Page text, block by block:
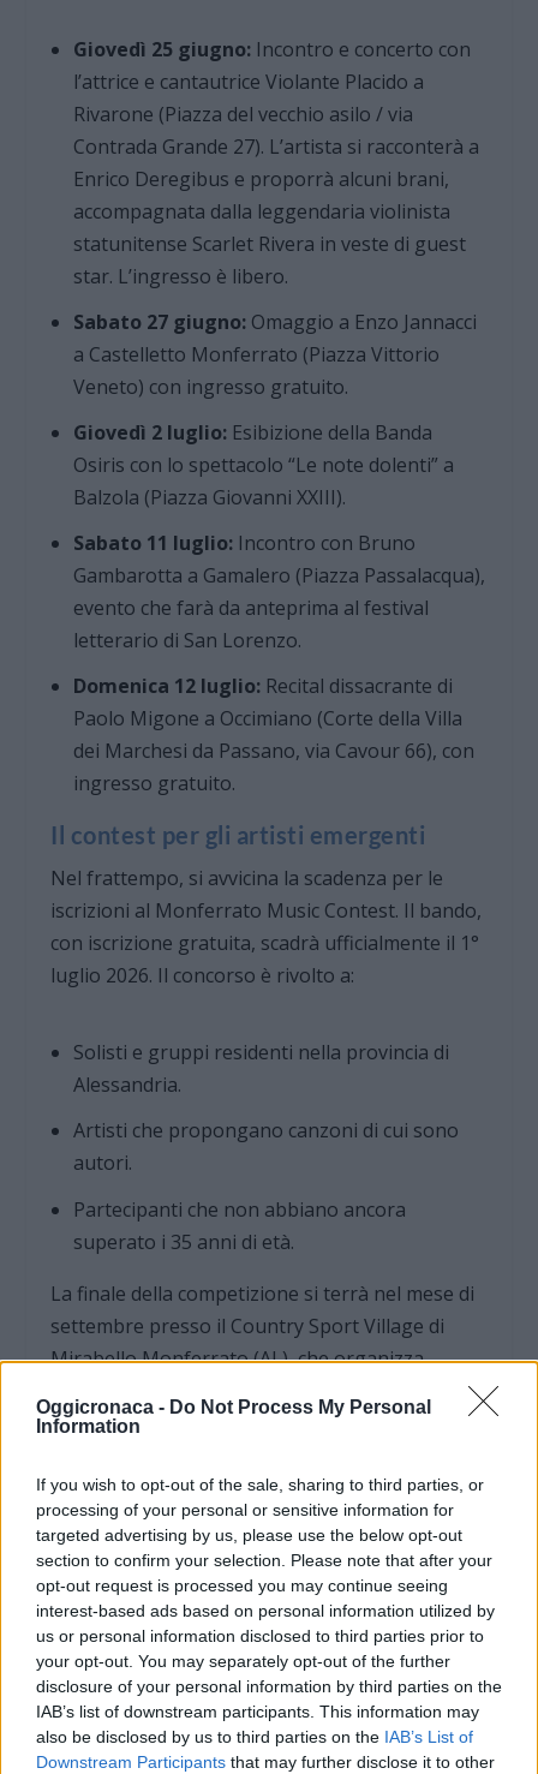
Oggicronaca - Do Not Process My Personal
Information
If you wish to opt-out of the sale, sharing to third parties, or
processing of your personal or sensitive information for
targeted advertising by us, please use the below opt-out
section to confirm your selection. Please note that after your
opt-out request is processed you may continue seeing
interest-based ads based on personal information utilized by
us or personal information disclosed to third parties prior to
your opt-out. You may separately opt-out of the further
disclosure of your personal information by third parties on the
IAB’s list of downstream participants. This information may
also be disclosed by us to third parties on the IAB’s List of
Downstream Participants that may further disclose it to other
Giovedì 25 giugno:Incontro e concerto con
l’attrice e cantautrice Violante Placido a
Rivarone (Piazza del vecchio asilo / via
Contrada Grande 27). L’artista si racconterà a
Enrico Deregibus e proporrà alcuni brani,
accompagnata dalla leggendaria violinista
statunitense Scarlet Rivera in veste di guest
star. L’ingresso è libero.
Sabato 27 giugno:Omaggio a Enzo Jannacci
a Castelletto Monferrato (Piazza Vittorio
Veneto) con ingresso gratuito.
Giovedì 2 luglio:Esibizione della Banda
Osiris con lo spettacolo “Le note dolenti” a
Balzola (Piazza Giovanni XXIII).
Sabato 11 luglio:Incontro con Bruno
Gambarotta a Gamalero (Piazza Passalacqua),
evento che farà da anteprima al festival
letterario di San Lorenzo.
Domenica 12 luglio:Recital dissacrante di
Paolo Migone a Occimiano (Corte della Villa
dei Marchesi da Passano, via Cavour 66), con
ingresso gratuito.
Il contest per gli artisti emergenti
Nel frattempo, si avvicina la scadenza per le
iscrizioni al Monferrato Music Contest. Il bando,
con iscrizione gratuita, scadrà ufficialmente il 1°
luglio 2026. Il concorso è rivolto a:
Solisti e gruppi residenti nella provincia di
Alessandria.
Artisti che propongano canzoni di cui sono
autori.
Partecipanti che non abbiano ancora
superato i 35 anni di età.
La finale della competizione si terrà nel mese di
settembre presso il Country Sport Village di
Mirabello Monferrato (AL), che organizza
RadioGold. I dettagli e la scheda di iscrizione
www.countrysportvillage-mirabello.it.
La visione del direttore artistico
Il festival si propone come una manifestazione
trasversale, intrecciando rock, folk, canzone
d’autore, teatro, cinema, letteratura e
umorismo, dando vita a formule di “live
journalism” e dando continuità al percorso
iniziato ad aprile.